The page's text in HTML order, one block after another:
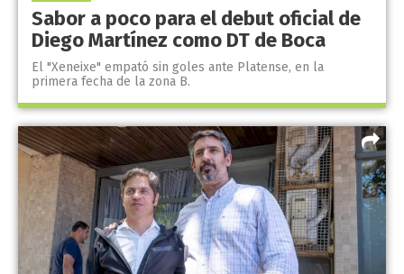
Sabor a poco para el debut oficial de
Diego Martínez como DT de Boca
El "Xeneixe" empató sin goles ante Platense, en la
primera fecha de la zona B.